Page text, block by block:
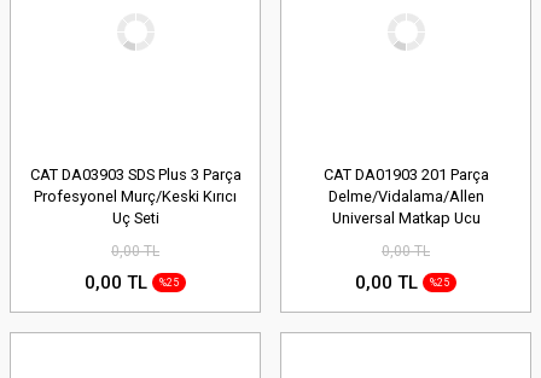
CAT DA03903 SDS Plus 3 Parça
Profesyonel Murç/Keski Kırıcı
Uç Seti
0,00 TL
0,00 TL %25
CAT DA01903 201 Parça
Delme/Vidalama/Allen
Universal Matkap Ucu
0,00 TL
0,00 TL %25